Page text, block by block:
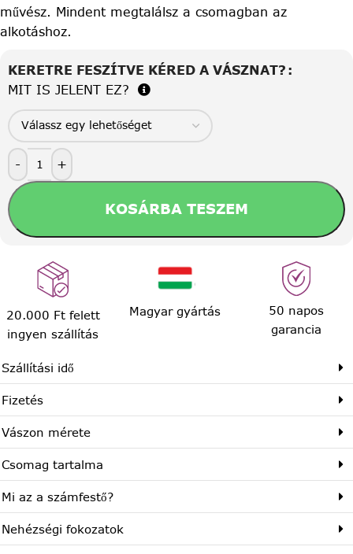
művész. Mindent megtalálsz a csomagban az
alkotáshoz.
KERETRE FESZÍTVE KÉRED A VÁSZNAT?
MIT IS JELENT EZ?
- +
KOSÁRBA TESZEM
20.000 Ft felett
ingyen szállítás
Magyar gyártás
50 napos
garancia
Szállítási idő
Fizetés
Vászon mérete
Csomag tartalma
Mi az a számfestő?
Nehézségi fokozatok